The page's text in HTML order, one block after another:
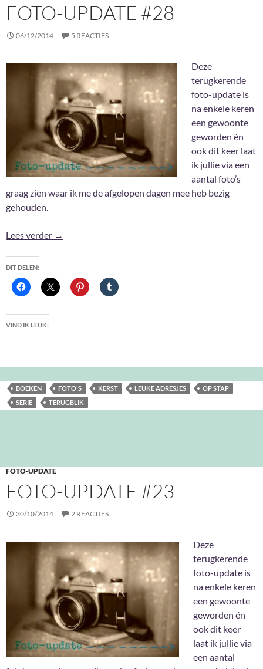
FOTO-UPDATE #28
06/12/2014 5 REACTIES
Deze
terugkerende
foto-update is
na enkele keren
een gewoonte
geworden én
ook dit keer laat
ik jullie via een
aantal foto’s
graag zien waar ik me de afgelopen dagen mee heb bezig
gehouden.
Lees verder Foto-update #28
→
DIT DELEN:
VIND IK LEUK:
BOEKEN FOTO'S KERST LEUKE ADRESJES
OP STAP
SERIE
TERUGBLIK
FOTO-UPDATE
FOTO-UPDATE #23
30/10/2014 2 REACTIES
Deze
terugkerende
foto-update is
na enkele keren
een gewoonte
geworden én
ook dit keer
laat ik jullie via
een aantal